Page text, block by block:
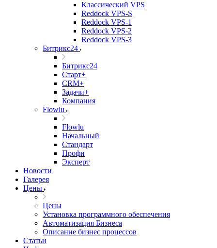
Классический VPS
Reddock VPS-S
Reddock VPS-1
Reddock VPS-2
Reddock VPS-3
Битрикс24
Битрикс24
Старт+
CRM+
Задачи+
Компания
Flowlu
Flowlu
Начальный
Стандарт
Профи
Эксперт
Новости
Галерея
Цены
Цены
Установка программного обеспечения
Автоматизация Бизнеса
Описание бизнес процессов
Статьи